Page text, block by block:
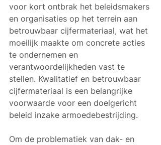
voor kort ontbrak het beleidsmakers
en organisaties op het terrein aan
betrouwbaar cijfermateriaal, wat het
moeilijk maakte om concrete acties
te ondernemen en
verantwoordelijkheden vast te
stellen. Kwalitatief en betrouwbaar
cijfermateriaal is een belangrijke
voorwaarde voor een doelgericht
beleid inzake armoedebestrijding.
Om de problematiek van dak- en